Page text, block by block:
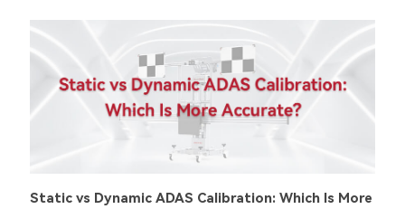
Static vs Dynamic ADAS Calibration: Which Is More